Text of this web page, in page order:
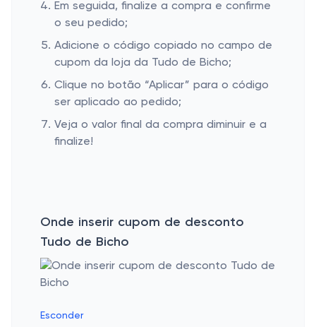
Em seguida, finalize a compra e confirme
o seu pedido;
Adicione o código copiado no campo de
cupom da loja da Tudo de Bicho;
Clique no botão “Aplicar” para o código
ser aplicado ao pedido;
Veja o valor final da compra diminuir e a
finalize!
Onde inserir cupom de desconto
Tudo de Bicho
Esconder